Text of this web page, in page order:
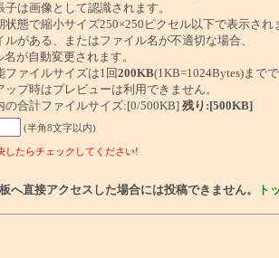
子は画像として認識されます。
状態で縮小サイズ250×250ピクセル以下で表示され
ルがある、またはファイル名が不適切な場合、
自動変更されます。
ファイルサイズは1回200KB(1KB=1024Bytes)まで
ップ時はプレビューは利用できません。
の合計ファイルサイズ:[0/500KB] 残り:[500KB]
(半角8文字以内)
したらチェックしてください!
へ直接アクセスした場合には投稿できません。 ト